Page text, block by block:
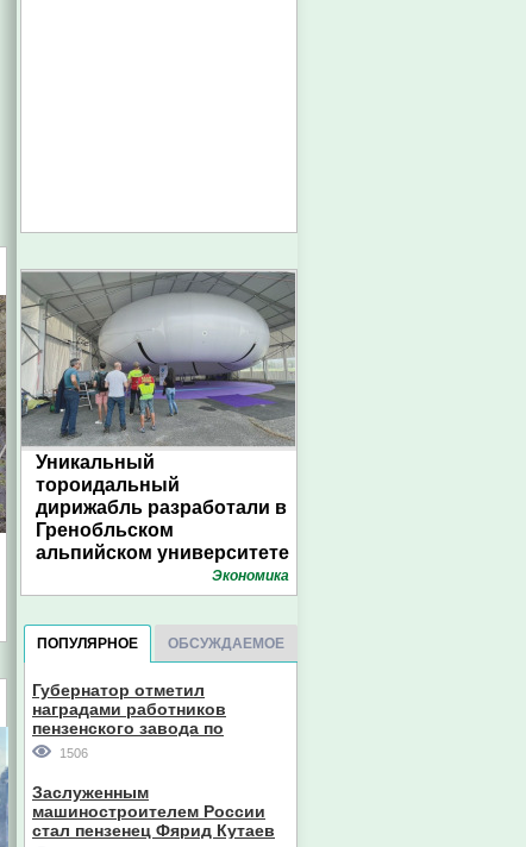
Уникальный
тороидальный
дирижабль разработали в
Гренобльском
альпийском университете
Экономика
ПОПУЛЯРНОЕ ОБСУЖДАЕМОЕ
Губернатор отметил
наградами работников
пензенского завода по
производству станков
1506
Заслуженным
машиностроителем России
стал пензенец Фярид Кутаев